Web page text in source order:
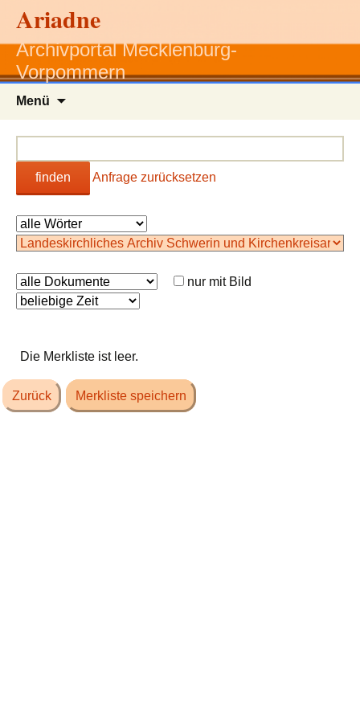
Ariadne
Archivportal Mecklenburg-
Vorpommern
Menü
finden Anfrage zurücksetzen
nur mit Bild
Die Merkliste ist leer.
Zurück Merkliste speichern